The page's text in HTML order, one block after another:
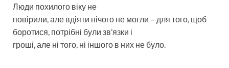
Люди похилого віку не
повірили, але вдіяти нічого не могли – для того, щоб
боротися, потрібні були зв’язки і
гроші, але ні того, ні іншого в них не було.